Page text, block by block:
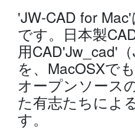
'JW-CAD for
です。日本製
用CAD'Jw_cad'（
を、MacOSXで
オープンソース
た有志たちによ
す。